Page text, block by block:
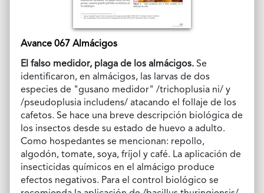
Avance 067 Almácigos
El falso medidor, plaga de los almácigos. Se
identificaron, en almácigos, las larvas de dos
especies de "gusano medidor" /trichoplusia ni/ y
/pseudoplusia includens/ atacando el follaje de los
cafetos. Se hace una breve descripción biológica de
los insectos desde su estado de huevo a adulto.
Como hospedantes se mencionan: repollo,
algodón, tomate, soya, fríjol y café. La aplicación de
insecticidas químicos en el almácigo produce
efectos negativos. Para el control biológico se